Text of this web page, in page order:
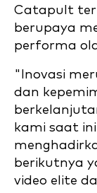
Catapult
berupaya
performa
"Inovasi
dan
kami saat
berikutnya
video elite